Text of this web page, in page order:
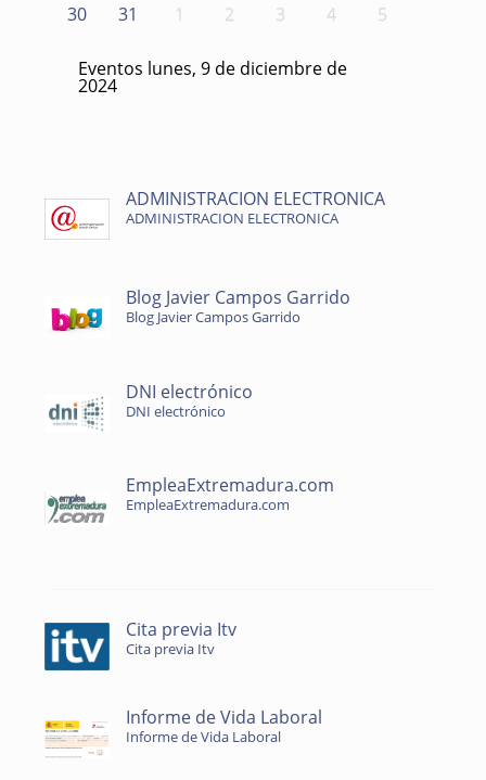
30
31 1 2 3 4 5
Eventos lunes, 9 de diciembre de
2024
ADMINISTRACION ELECTRONICA
ADMINISTRACION ELECTRONICA
Blog Javier Campos Garrido
Blog Javier Campos Garrido
DNI electrónico
DNI electrónico
EmpleaExtremadura.com
EmpleaExtremadura.com
Cita previa Itv
Cita previa Itv
Informe de Vida Laboral
Informe de Vida Laboral